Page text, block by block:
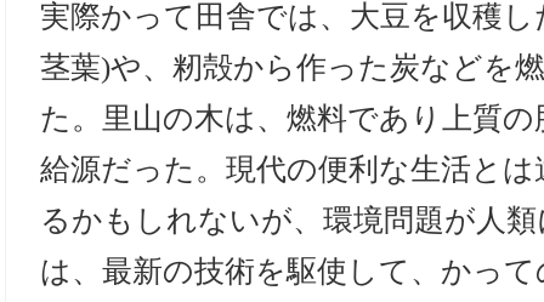
実際かって田舎では、大豆を収穫
茎葉)や、籾殻から作った炭などを
た。里山の木は、燃料であり上質
給源だった。現代の便利な生活と
るかもしれないが、環境問題が人
は、最新の技術を駆使して、かっ